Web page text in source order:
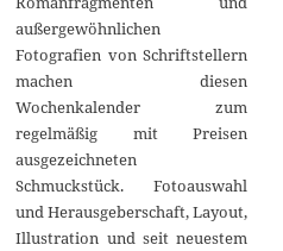
außergewöhnlichen
Fotografien von Schriftstellern
machen diesen
Wochenkalender zum
regelmäßig mit Preisen
ausgezeichneten
Schmuckstück. Fotoauswahl
und Herausgeberschaft, Layout,
Illustration und seit neuestem